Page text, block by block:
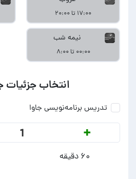
۱۷:۰۰ تا ۲۰:۰۰
نیمه شب
۰۰:۰۰ تا ۸:۰۰
انتخاب
تدریس برنامه‌نویسی جاوا
+
1
۶۰ دقیقه